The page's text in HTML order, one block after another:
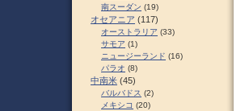
南スーダン (19)
オセアニア (117)
オーストラリア (33)
サモア (1)
ニュージーランド (16)
パラオ (8)
中南米 (45)
バルバドス (2)
メキシコ (20)